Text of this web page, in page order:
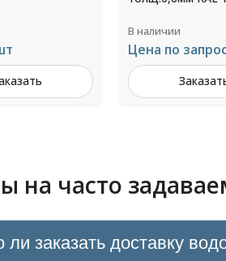
В наличии
719 ₽ за шт
на часто
заказать доставку